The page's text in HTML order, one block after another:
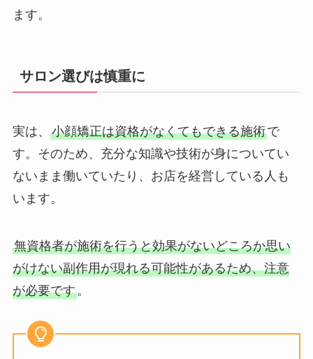
ます。
サロン選びは慎重に
実は、 小顔矯正は資格がなくてもできる施術で
す。そのため、充分な知識や技術が身についてい
ないまま働いていたり、お店を経営している人も
います。
無資格者が施術を行うと効果がないどころか思い
がけない副作用が現れる可能性があるため、注意
が必要です。